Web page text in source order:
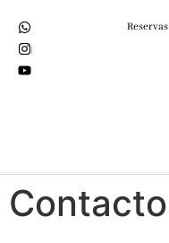
Reservas
Contacto